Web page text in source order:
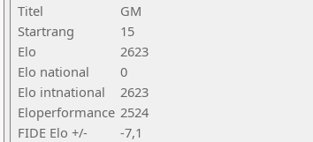
Titel
GM
Startrang
15
Elo
2623
Elo national
0
Elo intnational
2623
Eloperformance 2524
FIDE Elo +/-
-7,1